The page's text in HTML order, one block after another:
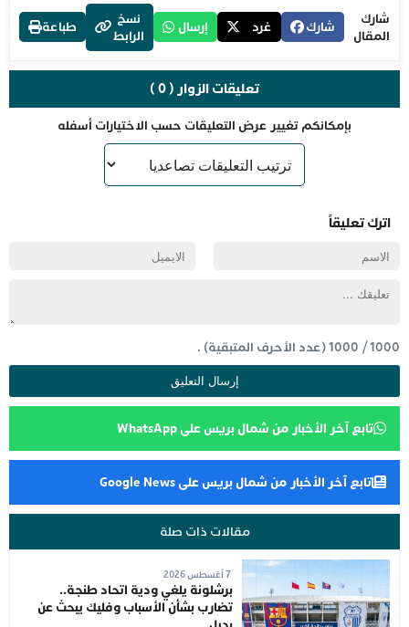
شارك
المقال
شارك غرد إرسال
نسخ
الرابط
طباعة
تعليقات الزوار ( 0 )
بإمكانكم تغيير عرض التعليقات حسب الاختيارات أسفله
اترك تعليقاً
1000
/
1000(عدد الأحرف المتبقية) .
تابع آخر الأخبار من شمال بريس على WhatsApp
تابع آخر الأخبار من شمال بريس على Google News
مقالات ذات صلة
7 أغسطس 2026
برشلونة يلغي ودية اتحاد طنجة..
تضارب بشأن الأسباب وفليك يبحث عن